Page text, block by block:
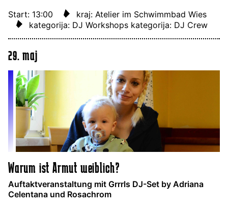
Start: 13:00
kraj: Atelier im Schwimmbad Wies
kategorija: DJ Workshops kategorija: DJ Crew
29. maj
Warum ist Armut weiblich?
Auftaktveranstaltung mit Grrrls DJ-Set by Adriana
Celentana und Rosachrom